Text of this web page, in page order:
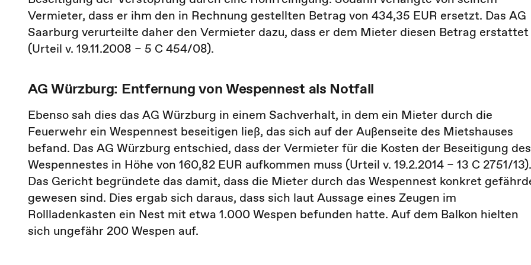
Vermieter, dass er ihm den in Rechnung gestellten Betrag von 434,35 EUR ersetzt. Das AG
Saarburg verurteilte daher den Vermieter dazu, dass er dem Mieter diesen Betrag erstattet
(Urteil v. 19.11.2008 – 5 C 454/08).
AG Würzburg: Entfernung von Wespennest als Notfall
Ebenso sah dies das AG Würzburg in einem Sachverhalt, in dem ein Mieter durch die
Feuerwehr ein Wespennest beseitigen ließ, das sich auf der Außenseite des Mietshauses
befand. Das AG Würzburg entschied, dass der Vermieter für die Kosten der Beseitigung des
Wespennestes in Höhe von 160,82 EUR aufkommen muss (Urteil v. 19.2.2014 – 13 C 2751/13).
Das Gericht begründete das damit, dass die Mieter durch das Wespennest konkret
gewesen sind. Dies ergab sich daraus, dass sich laut Aussage eines Zeugen im
Rollladenkasten ein Nest mit etwa 1.000 Wespen befunden hatte. Auf dem Balkon hielten
sich ungefähr 200 Wespen auf.